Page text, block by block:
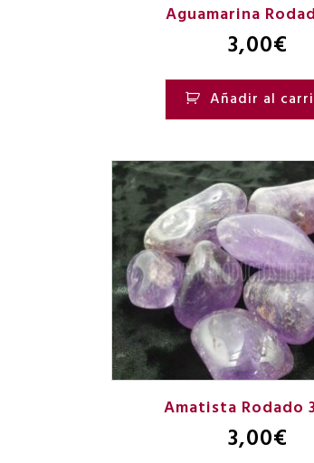
Aguamarina
3,00€
Añadir al
Amatista Rodado
3,00€